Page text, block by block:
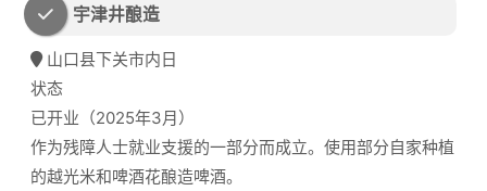
宇津井酿造
山口县下关市内日
状态
已开业（2025年3月）
作为残障人士就业支援的一部分而成立。使用部分自家种植
的越光米和啤酒花酿造啤酒。